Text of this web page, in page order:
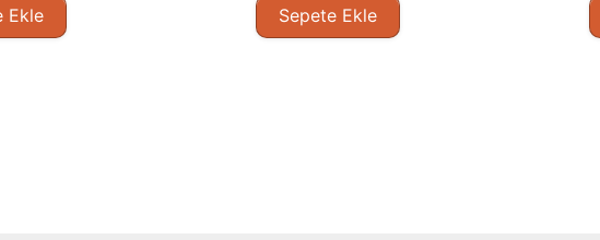
Ekle Sepete Ekle